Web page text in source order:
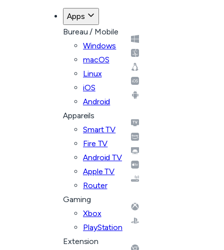
Apps
Bureau / Mobile
Windows
macOS
Linux
iOS
Android
Appareils
Smart TV
Fire TV
Android TV
Apple TV
Router
Gaming
Xbox
PlayStation
Extension